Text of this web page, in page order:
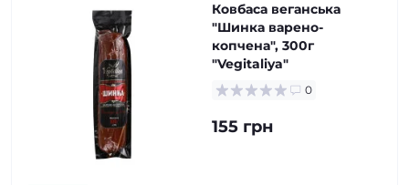
Ковбаса веганська
"Шинка варено-
копчена", 300г
"Vegitaliya"
0
155 грн